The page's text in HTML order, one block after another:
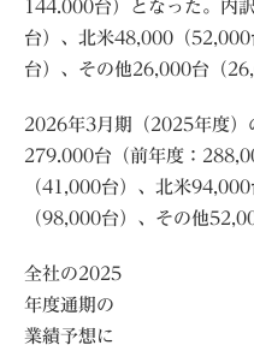
144.000台）となった。内
台）、北米48,000（
台）、その他26,000台（
2026年3月期（2025年度）
279.000台（前年度：
（41,000台）、北米
（98,000台）、その他
全社の2025
年度通期の
業績予想に